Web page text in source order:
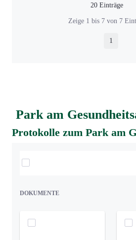
20 Einträge
Pro Seite
Zeige 1 bis 7 von 7
Seite
1
Park am
Protokolle zum Park am
DOKUMENTE